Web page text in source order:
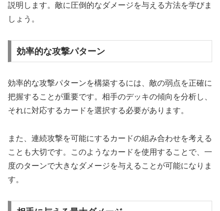
説明します。敵に圧倒的なダメージを与える方法を学びま
しょう。
効率的な攻撃パターン
効率的な攻撃パターンを構築するには、敵の弱点を正確に
把握することが重要です。相手のデッキの傾向を分析し、
それに対応するカードを選択する必要があります。
また、連続攻撃を可能にするカードの組み合わせを考える
ことも大切です。このようなカードを使用することで、一
度のターンで大きなダメージを与えることが可能になりま
す。